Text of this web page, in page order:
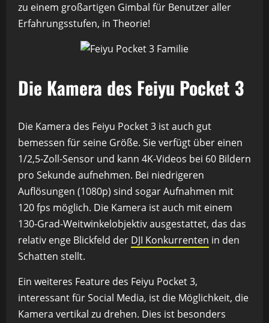
zu einem großartigen Gimbal für Benutzer aller
Erfahrungsstufen, in Theorie!
Die Kamera des Feiyu Pocket 3
Die Kamera des Feiyu Pocket 3 ist auch gut
bemessen für seine Größe. Sie verfügt über einen
1/2,5-Zoll-Sensor und kann 4K-Videos bei 60 Bildern
pro Sekunde aufnehmen. Bei niedrigeren
Auflösungen (1080p) sind sogar Aufnahmen mit
120 fps möglich. Die Kamera ist auch mit einem
130-Grad-Weitwinkelobjektiv ausgestattet, das das
relativ enge Blickfeld der DJI Konkurrenten in den
Schatten stellt.
Ein weiteres Feature des Feiyu Pocket 3,
interessant für Social Media, ist die Möglichkeit, die
Kamera vertikal zu drehen. Dies ist besonders